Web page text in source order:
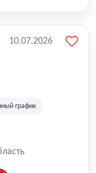
график
10.07.2026